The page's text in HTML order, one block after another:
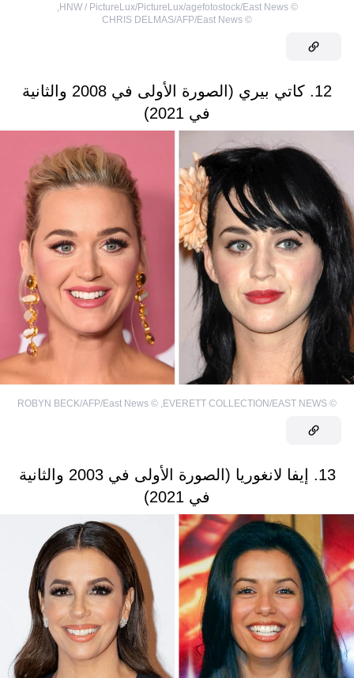
©
HNW / PictureLux/PictureLux/agefotostock/East News
©
CHRIS DELMAS/AFP/East News
12. كاتي بيري (الصورة الأولى في 2008 والثانية
في 2021)
©
EVERETT COLLECTION/EAST NEWS
©
ROBYN BECK/AFP/East News
13. إيفا لانغوريا (الصورة الأولى في 2003 والثانية
في 2021)